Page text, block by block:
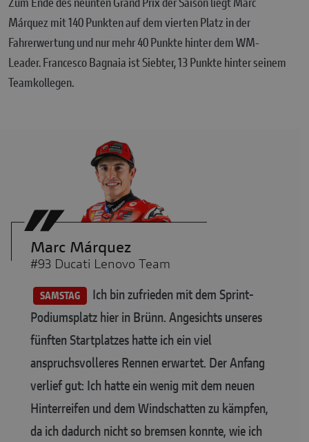
Márquez mit 140 Punkten auf dem vierten Platz in der
Fahrerwertung und nur mehr 40 Punkte hinter dem WM-
Leader. Francesco Bagnaia ist Siebter, 13 Punkte hinter seinem
Teamkollegen.
Marc Márquez
#93 Ducati Lenovo Team
SAMSTAG Ich bin zufrieden mit dem Sprint-
Podiumsplatz hier in Brünn. Angesichts unseres
fünften Startplatzes hatte ich ein viel
anspruchsvolleres Rennen erwartet. Der Anfang
verlief gut: Ich hatte ein wenig mit dem neuen
Hinterreifen und dem Windschatten zu kämpfen,
da ich dadurch nicht so bremsen konnte, wie ich